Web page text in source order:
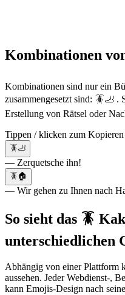
Kombinationen
Kombinationen sind nur ein
zusammengesetzt sind: 🪳🦶
Erstellung von Rätsel oder
Tippen / klicken zum
🪳🦶
— Zerquetsche ihn!
🪳🏠
— Wir gehen zu Ihnen nach
So sieht das 🪳
unterschiedlichen
Abhängig von einer Plattform
aussehen. Jeder Webdienst-,
kann Emojis-Design nach